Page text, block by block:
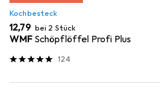
Kochbesteck
EUR
12,79 bei 2 Stück
WMF Schöpflöffel Profi Plus
124